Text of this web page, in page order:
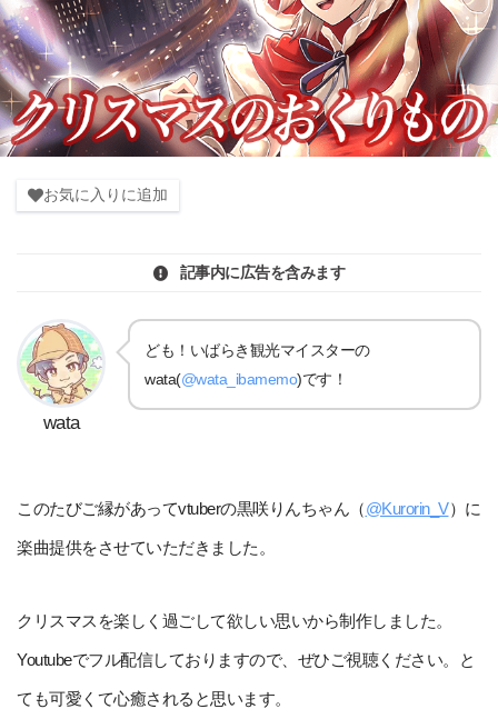
お気に入りに追加
記事内に広告を含みます
wata
ども！いばらき観光マイスターの
wata(@wata_ibamemo)です！
このたびご縁があってvtuberの黒咲りんちゃん（@Kurorin_V）に
楽曲提供をさせていただきました。
クリスマスを楽しく過ごして欲しい思いから制作しました。
Youtubeでフル配信しておりますので、ぜひご視聴ください。と
ても可愛くて心癒されると思います。